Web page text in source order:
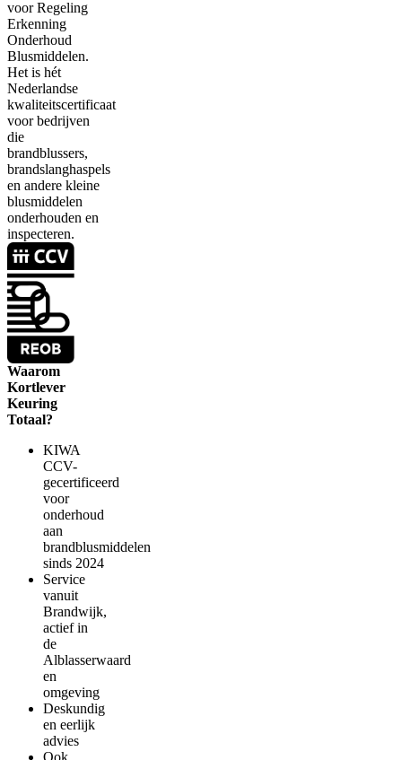
voor Regeling
Erkenning
Onderhoud
Blusmiddelen.
Het is hét
Nederlandse
kwaliteitscertificaat
voor bedrijven
die
brandblussers,
brandslanghaspels
en andere kleine
blusmiddelen
onderhouden en
inspecteren.
Waarom
Kortlever
Keuring
Totaal?
KIWA
CCV-
gecertificeerd
voor
onderhoud
aan
brandblusmiddelen
sinds 2024
Service
vanuit
Brandwijk,
actief in
de
Alblasserwaard
en
omgeving
Deskundig
en eerlijk
advies
Ook